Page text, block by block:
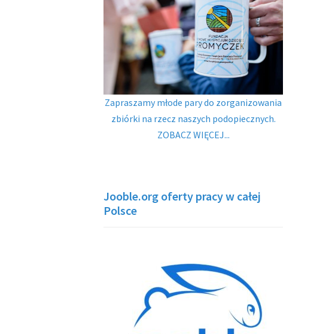
Zapraszamy młode pary do zorganizowania
zbiórki na rzecz naszych podopiecznych.
ZOBACZ WIĘCEJ...
Jooble.org oferty pracy w całej
Polsce